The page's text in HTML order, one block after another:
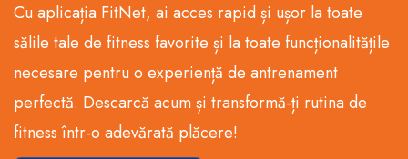
Cu aplicația FitNet, ai acces rapid și ușor la toate
sălile tale de fitness favorite și la toate funcționalitățile
necesare pentru o experiență de antrenament
perfectă. Descarcă acum și transformă-ți rutina de
fitness într-o adevărată plăcere!